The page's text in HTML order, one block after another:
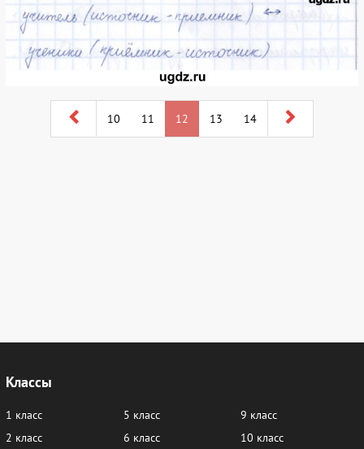
10 11 12 13 14
Классы
1 класс
2 класс
5 класс
6 класс
9 класс
10 класс